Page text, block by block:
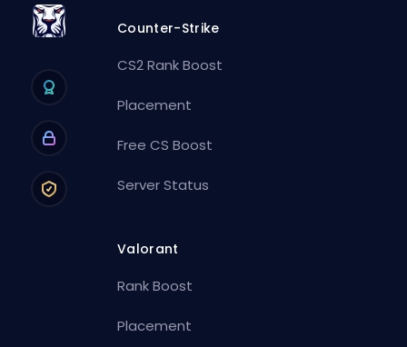
Counter-Strike
CS2 Rank Boost
Placement
Free CS Boost
Server Status
Valorant
Rank Boost
Placement